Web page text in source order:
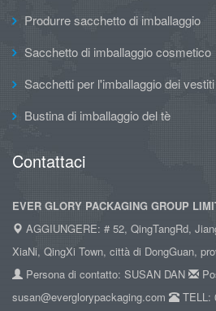
Produrre sacchetto di imballaggio
Sacchetto di imballaggio cosmetico
Sacchetti per l'imballaggio dei vestiti
Bustina di imballaggio del tè
Contattaci
EVER GLORY PACKAGING GROUP
AGGIUNGERE: # 52, QingTangRd,
XiaNi, QingXi Town, città di DongGuan,
Persona di contatto: SUSAN DAN
susan@everglorypackaging.com
TELL: